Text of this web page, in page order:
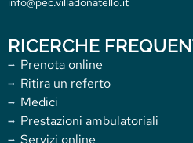
RICERCHE
Prenota online
Ritira un referto
Medici
Prestazioni ambulatoriali
Servizi online